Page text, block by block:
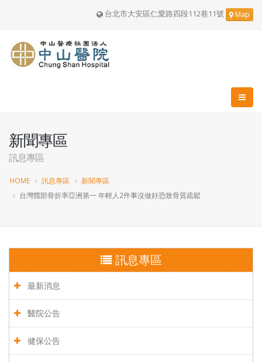
台北市大安區仁愛路四段112巷11號 Map
新聞專區
訊息專區
HOME 訊息專區
新聞專區
台灣髖部骨折率亞洲第一 年輕人2件事沒做好恐致骨質疏鬆
訊息專區
最新消息
醫院公告
健保公告